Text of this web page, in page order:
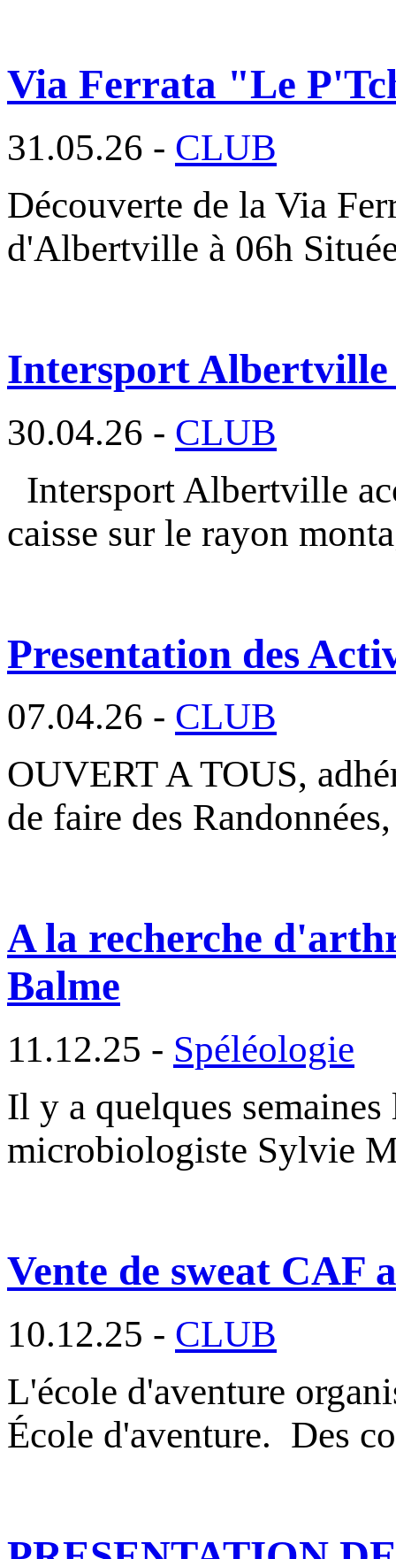
Via Ferrata "Le
31.05.26 - CLUB
Découverte de la Via
d'Albertville à 06h
Intersport Albertville
30.04.26 - CLUB
Intersport Albertville
caisse sur le rayon
Presentation des
07.04.26 - CLUB
OUVERT A TOUS,
de faire des
A la recherche
Balme
11.12.25 - Spéléologie
Il y a quelques
microbiologiste Sylvie
Vente de sweat CAF
10.12.25 - CLUB
L'école d'aventure
École d'aventure. Des